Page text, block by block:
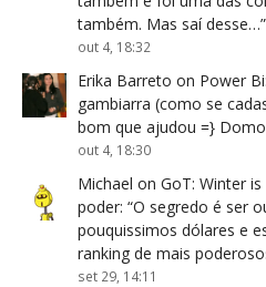
também. Mas saí desse…”
out 4, 18:32
Erika Barreto on Power
gambiarra (como se
bom que ajudou =}
out 4, 18:30
Michael on GoT: Winter
poder: “O segredo é ser
pouquissimos dólares e
ranking de mais
set 29, 14:11